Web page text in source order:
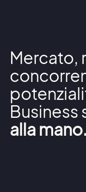
Mercato,
Business
alla mano.